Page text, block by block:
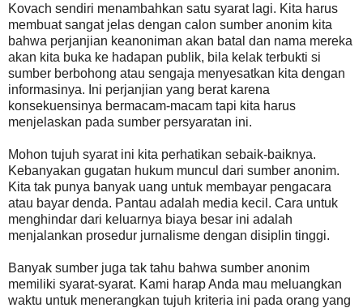
Kovach sendiri menambahkan satu syarat lagi. Kita harus
membuat sangat jelas dengan calon sumber anonim kita
bahwa perjanjian keanoniman akan batal dan nama mereka
akan kita buka ke hadapan publik, bila kelak terbukti si
sumber berbohong atau sengaja menyesatkan kita dengan
informasinya. Ini perjanjian yang berat karena
konsekuensinya bermacam-macam tapi kita harus
menjelaskan pada sumber persyaratan ini.
Mohon tujuh syarat ini kita perhatikan sebaik-baiknya.
Kebanyakan gugatan hukum muncul dari sumber anonim.
Kita tak punya banyak uang untuk membayar pengacara
atau bayar denda. Pantau adalah media kecil. Cara untuk
menghindar dari keluarnya biaya besar ini adalah
menjalankan prosedur jurnalisme dengan disiplin tinggi.
Banyak sumber juga tak tahu bahwa sumber anonim
memiliki syarat-syarat. Kami harap Anda mau meluangkan
waktu untuk menerangkan tujuh kriteria ini pada orang yang